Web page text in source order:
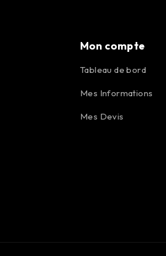
Mon compte
Tableau de bord
Mes Informations
Mes Devis